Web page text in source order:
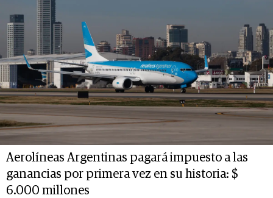
Aerolíneas Argentinas pagará impuesto a las
ganancias por primera vez en su historia: $
6.000 millones